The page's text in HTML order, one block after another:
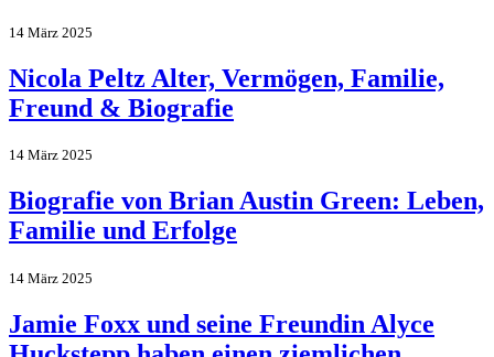
14 März 2025
Nicola Peltz Alter, Vermögen, Familie,
Freund & Biografie
14 März 2025
Biografie von Brian Austin Green: Leben,
Familie und Erfolge
14 März 2025
Jamie Foxx und seine Freundin Alyce